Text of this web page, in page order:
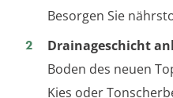
Besorgen Sie
Drainageschicht
Boden des neuen
Kies oder